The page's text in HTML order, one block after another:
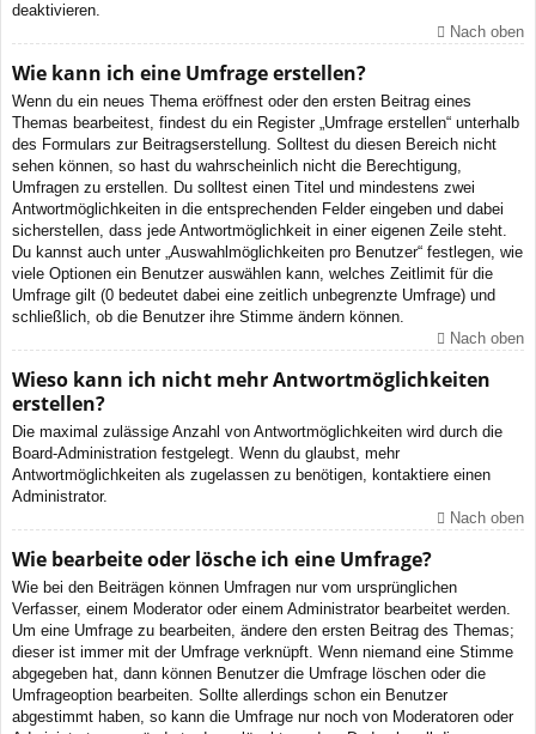
deaktivieren.
Nach oben
Wie kann ich eine Umfrage erstellen?
Wenn du ein neues Thema eröffnest oder den ersten Beitrag eines
Themas bearbeitest, findest du ein Register „Umfrage erstellen“ unterhalb
des Formulars zur Beitragserstellung. Solltest du diesen Bereich nicht
sehen können, so hast du wahrscheinlich nicht die Berechtigung,
Umfragen zu erstellen. Du solltest einen Titel und mindestens zwei
Antwortmöglichkeiten in die entsprechenden Felder eingeben und dabei
sicherstellen, dass jede Antwortmöglichkeit in einer eigenen Zeile steht.
Du kannst auch unter „Auswahlmöglichkeiten pro Benutzer“ festlegen, wie
viele Optionen ein Benutzer auswählen kann, welches Zeitlimit für die
Umfrage gilt (0 bedeutet dabei eine zeitlich unbegrenzte Umfrage) und
schließlich, ob die Benutzer ihre Stimme ändern können.
Nach oben
Wieso kann ich nicht mehr Antwortmöglichkeiten
erstellen?
Die maximal zulässige Anzahl von Antwortmöglichkeiten wird durch die
Board-Administration festgelegt. Wenn du glaubst, mehr
Antwortmöglichkeiten als zugelassen zu benötigen, kontaktiere einen
Administrator.
Nach oben
Wie bearbeite oder lösche ich eine Umfrage?
Wie bei den Beiträgen können Umfragen nur vom ursprünglichen
Verfasser, einem Moderator oder einem Administrator bearbeitet werden.
Um eine Umfrage zu bearbeiten, ändere den ersten Beitrag des Themas;
dieser ist immer mit der Umfrage verknüpft. Wenn niemand eine Stimme
abgegeben hat, dann können Benutzer die Umfrage löschen oder die
Umfrageoption bearbeiten. Sollte allerdings schon ein Benutzer
abgestimmt haben, so kann die Umfrage nur noch von Moderatoren oder